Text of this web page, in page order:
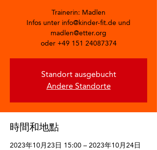
Trainerin: Madlen
Infos unter info@kinder-fit.de und
madlen@etter.org
oder +49 151 24087374
Standort ausgebucht
Andere Standorte
時間和地點
2023年10月23日 15:00 – 2023年10月24日